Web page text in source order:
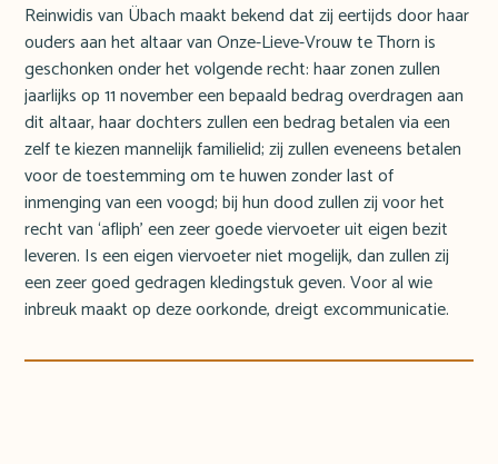
Reinwidis van Übach maakt bekend dat zij eertijds door haar
ouders aan het altaar van Onze-Lieve-Vrouw te Thorn is
geschonken onder het volgende recht: haar zonen zullen
jaarlijks op 11 november een bepaald bedrag overdragen aan
dit altaar, haar dochters zullen een bedrag betalen via een
zelf te kiezen mannelijk familielid; zij zullen eveneens betalen
voor de toestemming om te huwen zonder last of
inmenging van een voogd; bij hun dood zullen zij voor het
recht van ‘afliph’ een zeer goede viervoeter uit eigen bezit
leveren. Is een eigen viervoeter niet mogelijk, dan zullen zij
een zeer goed gedragen kledingstuk geven. Voor al wie
inbreuk maakt op deze oorkonde, dreigt excommunicatie.